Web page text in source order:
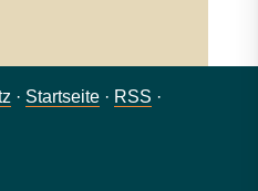
· Startseite· RSS ·